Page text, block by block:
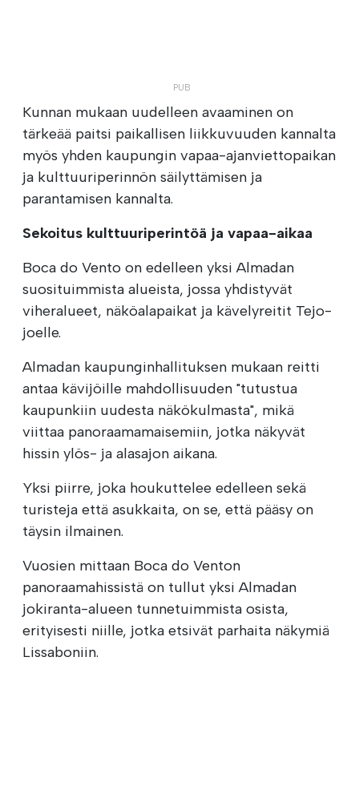
Kunnan mukaan uudelleen avaaminen on
tärkeää paitsi paikallisen liikkuvuuden kannalta
myös yhden kaupungin vapaa-ajanviettopaikan
ja kulttuuriperinnön säilyttämisen ja
parantamisen kannalta.
Sekoitus kulttuuriperintöä ja vapaa-aikaa
Boca do Vento on edelleen yksi Almadan
suosituimmista alueista, jossa yhdistyvät
viheralueet, näköalapaikat ja kävelyreitit Tejo-
joelle.
Almadan kaupunginhallituksen mukaan reitti
antaa kävijöille mahdollisuuden "tutustua
kaupunkiin uudesta näkökulmasta", mikä
viittaa panoraamamaisemiin, jotka näkyvät
hissin ylös- ja alasajon aikana.
Yksi piirre, joka houkuttelee edelleen sekä
turisteja että asukkaita, on se, että pääsy on
täysin ilmainen.
Vuosien mittaan Boca do Venton
panoraamahissistä on tullut yksi Almadan
jokiranta-alueen tunnetuimmista osista,
erityisesti niille, jotka etsivät parhaita näkymiä
Lissaboniin.